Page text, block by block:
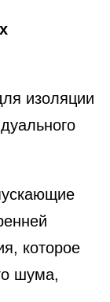
изоляции
которое
шума,